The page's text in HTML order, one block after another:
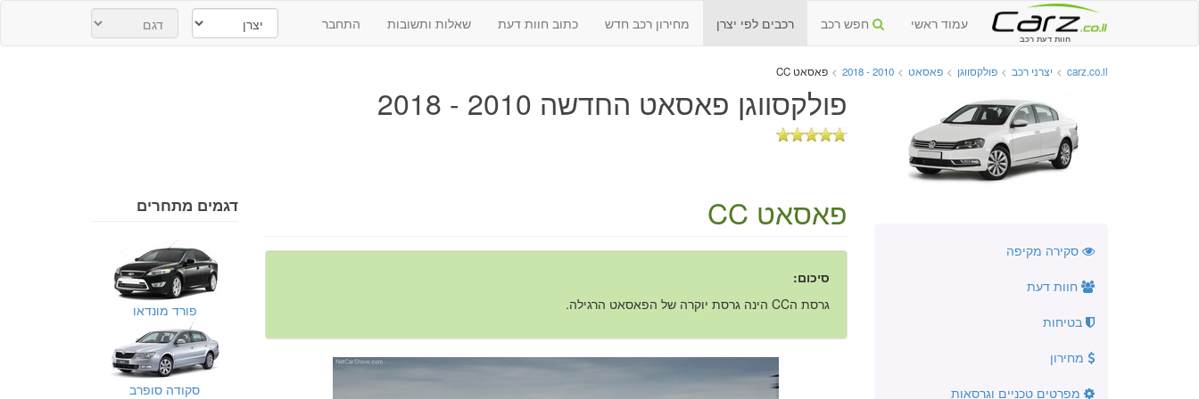
חוות דעת רכב
עמוד ראשי חפש רכב רכבים לפי יצרן מחירון רכב חדש כתוב חוות דעת שאלות ותשובות התחבר
carz.co.il
> יצרני רכב > פולקסווגן > פאסאט >
2010 - 2018
> פאסאט CC
פולקסווגן פאסאט החדשה 2010 - 2018
סקירה מקיפה
חוות דעת
בטיחות
מחירון
מפרטים טכניים וגרסאות
פאסאט CC
סיכום:
גרסת הCC הינה גרסת יוקרה של הפאסאט הרגילה.
דגמים מתחרים
פורד מונדאו
סקודה סופרב